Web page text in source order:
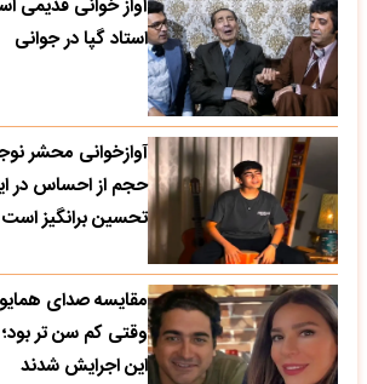
آواز خوانی قدیمی
استاد گپا در جوانی
آوازخوانی محشر
حجم از احساس در
تحسین‌ برانگیز است
مقایسه صدای
وقتی کم سن تر
این اجرایش شدند